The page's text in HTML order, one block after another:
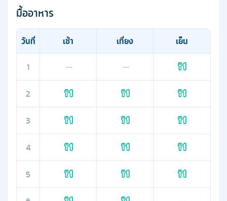
มื้ออาหาร
วันที่ เช้า เที่ยง
เย็น
1
— —
2
3
4
5